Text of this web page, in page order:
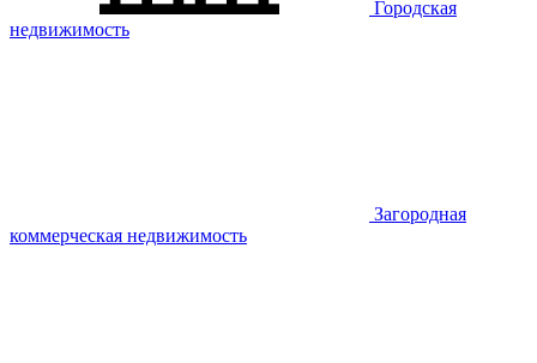
Городская
недвижимость
Загородная
коммерческая недвижимость